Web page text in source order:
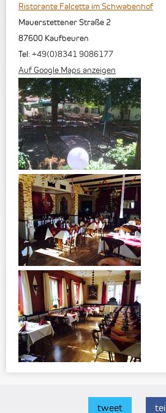
Ristorante Falcetta im Schwabenhof
Mauerstettener Straße 2
87600 Kaufbeuren
Tel: +49(0)8341 9086177
Auf Google Maps anzeigen
tweet